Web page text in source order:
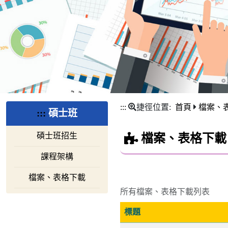
::: 碩士班
碩士班招生
課程架構
檔案、表格下載
::: 捷徑位置: 首頁 檔案、
檔案、表格下載
所有檔案、表格下載列表
標題